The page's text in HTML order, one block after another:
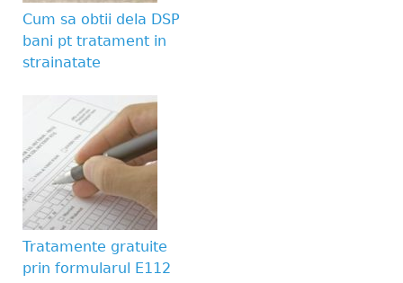
Cum sa obtii dela DSP
bani pt tratament in
strainatate
Tratamente gratuite
prin formularul E112